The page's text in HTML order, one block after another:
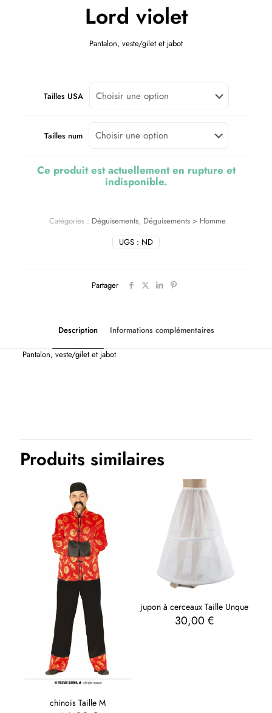
Lord violet
Pantalon, veste/gilet et jabot
Tailles USA
Tailles num
Ce produit est actuellement en rupture et
indisponible.
UGS : ND
Catégories : Déguisements, Déguisements > Homme
Partager
Description Informations complémentaires
Pantalon, veste/gilet et jabot
Tailles num
Produits similaires
chinois Taille M
jupon à cerceaux Taille Unque
30,00 €